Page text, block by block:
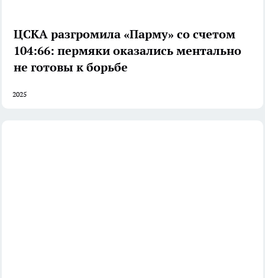
ЦСКА разгромила «Парму» со счетом
104:66: пермяки оказались ментально
не готовы к борьбе
2025